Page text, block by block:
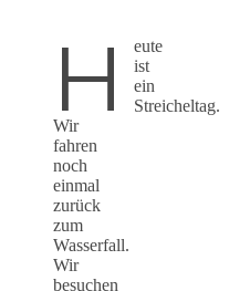
H
eute
ist
ein
Streicheltag.
Wir
fahren
noch
einmal
zurück
zum
Wasserfall.
Wir
besuchen